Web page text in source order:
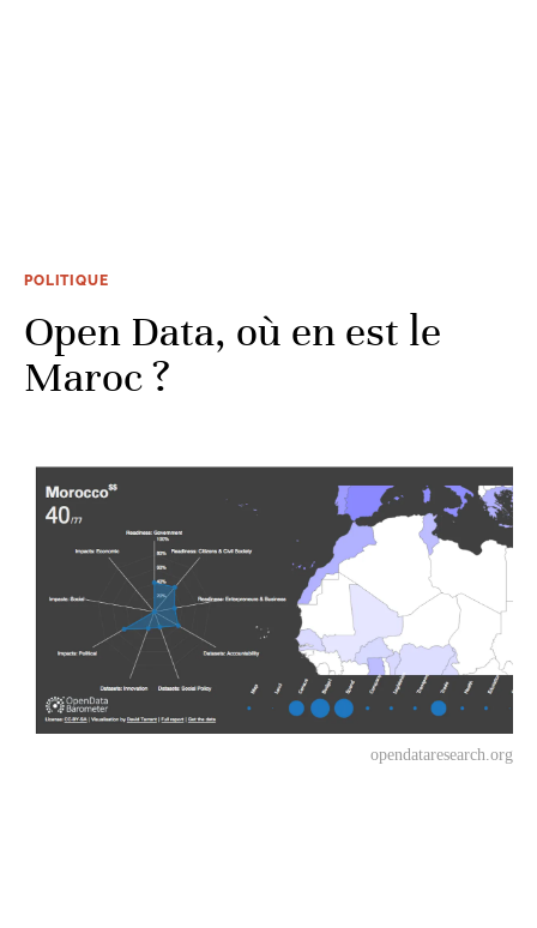
POLITIQUE
Open Data, où en est le
Maroc ?
opendataresearch.org